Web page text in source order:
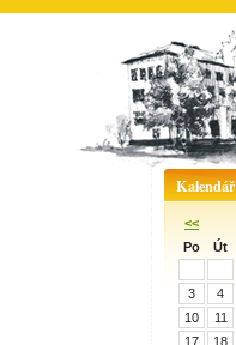
Kalendář
<<
Po
Út
3
4
10
11
17
18